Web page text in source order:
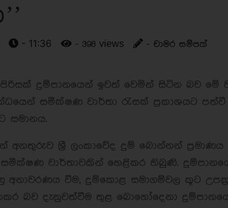
- 11:36 - 398 views - චාමර සම්පත්
දුම්පානයෙන් ඉවත් වෙමින් සිටින බව මේ
සමීක්ෂණ වාර්තා රැසක් ප්‍රකාශයට පත්වී
සමානය.
අනතුරුව ශ්‍රී ලංකාවේද දුම් බොන්නන්
වාර්තාවකින් හෙළිකර තිබුණි.
වීම, දුම්කොළ සමාගම්වල කූට
බව දැනුවත්වීම තුළ බොහෝදෙනා